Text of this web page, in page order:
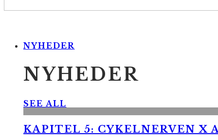
NYHEDER
NYHEDER
SEE ALL
KAPITEL 5: CYKELNERVEN X